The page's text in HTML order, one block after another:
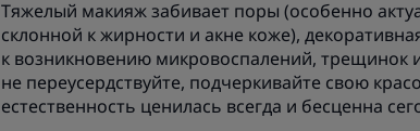
Тяжелый макияж забивает поры (особенно
склонной к жирности и акне коже),
к возникновению микровоспалений,
не переусердствуйте, подчеркивайте свою
естественность ценилась всегда и бесценна